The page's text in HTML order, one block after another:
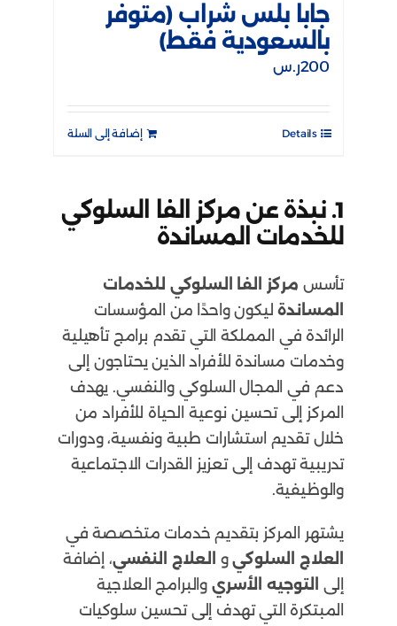
جابا بلس شراب (متوفر
بالسعودية فقط)
200ر.س
إضافة إلى السلة Details
1. نبذة عن مركز الفا السلوكي
للخدمات المساندة
تأسس مركز الفا السلوكي للخدمات
المساندةليكون واحدًا من المؤسسات
الرائدة في المملكة التي تقدم برامج تأهيلية
وخدمات مساندة للأفراد الذين يحتاجون إلى
دعم في المجال السلوكي والنفسي. يهدف
المركز إلى تحسين نوعية الحياة للأفراد من
خلال تقديم استشارات طبية ونفسية، ودورات
تدريبية تهدف إلى تعزيز القدرات الاجتماعية
والوظيفية.
يشتهر المركز بتقديم خدمات متخصصة في
العلاج السلوكيو العلاج النفسي، إضافة
إلى
التوجيه الأسري والبرامج العلاجية
المبتكرة التي تهدف إلى تحسين سلوكيات